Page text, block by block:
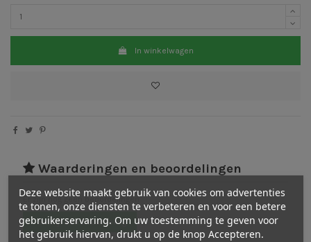
In winkelwagen
Waarderingen en beoordelingen
Er zijn nog geen beoordelingen
Schrijf een beoordeling
Deze website maakt gebruik van cookies om advertenties
te tonen, onze diensten te verbeteren en voor een betere
gebruikerservaring. Om uw toestemming te geven voor
het gebruik hiervan, drukt u op de knop Accepteren.